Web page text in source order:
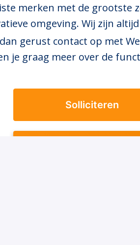
merken met de
omgeving. Wij zijn
gerust contact op met
je graag meer over de
Solliciteren